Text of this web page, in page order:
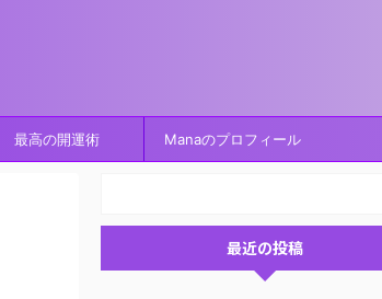
最高の開運術 Manaのプロフィール
最近の投稿